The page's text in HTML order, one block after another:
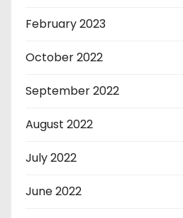
February 2023
October 2022
September 2022
August 2022
July 2022
June 2022